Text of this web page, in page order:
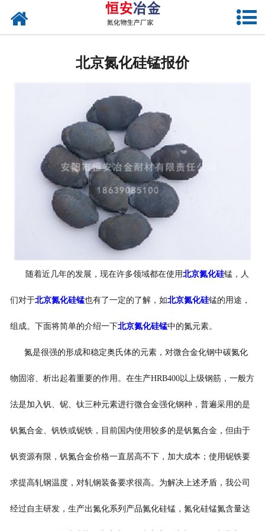
网站首页
北京氮化硅锰
北京氮化锰
北京氮化硅锰报价
随着近几年的发展，现在许多领域都在使用北京氮化硅锰，人
们对于北京氮化硅锰也有了一定的了解，如北京氮化硅锰的用途，
组成。下面将简单的介绍一下北京氮化硅锰中的氮元素。
氮是很强的形成和稳定奥氏体的元素，对微合金化钢中碳氮化
物固溶、析出起着重要的作用。在生产HRB400以上级钢筋，一般方
法是加入钒、铌、钛三种元素进行微合金强化钢种，普遍采用的是
钒氮合金、钒铁或铌铁，目前国内使用较多的是钒氮合金，但由于
钒资源有限，钒氮合金价格一直居高不下，加大成本；使用铌铁要
求提高轧钢温度，对轧钢装备要求很高。为解决上述矛盾，我公司
经过自主研发，生产出氮化系列产品氮化硅锰，氮化硅锰氮含量达